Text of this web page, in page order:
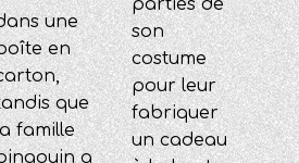
une
en
que
famille
a
parties de
son
costume
pour leur
fabriquer
un cadeau